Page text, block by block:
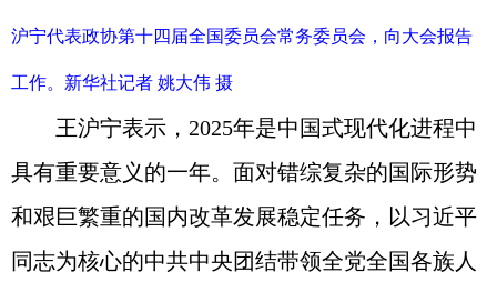
沪宁代表政协第十四届全国委员会常务委员会，向大会报告
工作。新华社记者 姚大伟 摄
王沪宁表示，2025年是中国式现代化进程中
具有重要意义的一年。面对错综复杂的国际形势
和艰巨繁重的国内改革发展稳定任务，以习近平
同志为核心的中共中央团结带领全党全国各族人